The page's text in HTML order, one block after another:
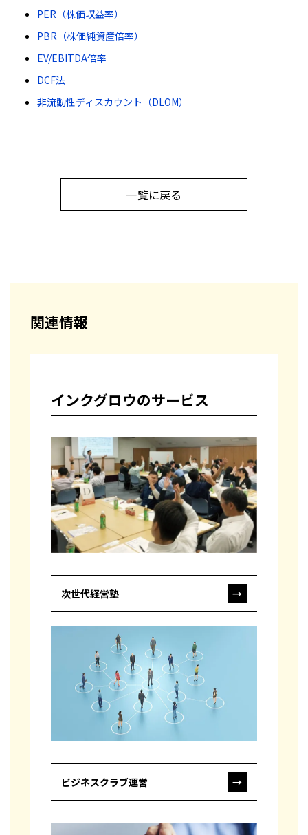
PER（株価収益率）
PBR（株価純資産倍率）
EV/EBITDA倍率
DCF法
非流動性ディスカウント（DLOM）
一覧に戻る
関連情報
インクグロウのサービス
次世代経営塾 →
ビジネスクラブ運営 →